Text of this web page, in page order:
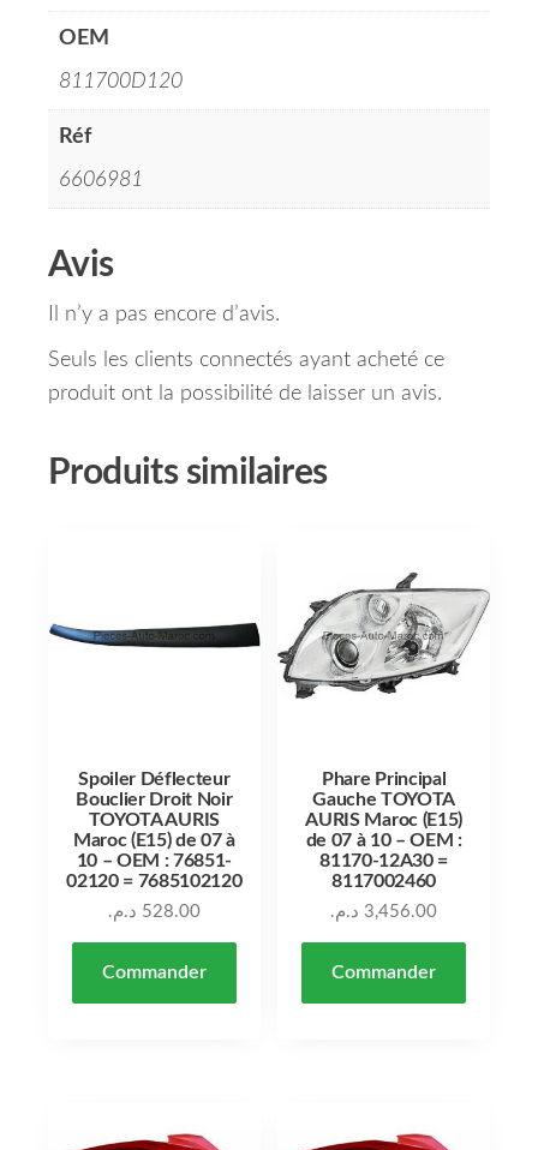
OEM
811700D120
Réf
6606981
Avis
Il n’y a pas encore d’avis.
Seuls les clients connectés ayant acheté ce
produit ont la possibilité de laisser un avis.
Produits similaires
Spoiler Déflecteur
Bouclier Droit Noir
TOYOTA AURIS
Maroc (E15) de 07 à
10 – OEM : 76851-
02120 = 7685102120
528.00 د.م.
Commander
Phare Principal
Gauche TOYOTA
AURIS Maroc (E15)
de 07 à 10 – OEM :
81170-12A30 =
8117002460
3,456.00 د.م.
Commander